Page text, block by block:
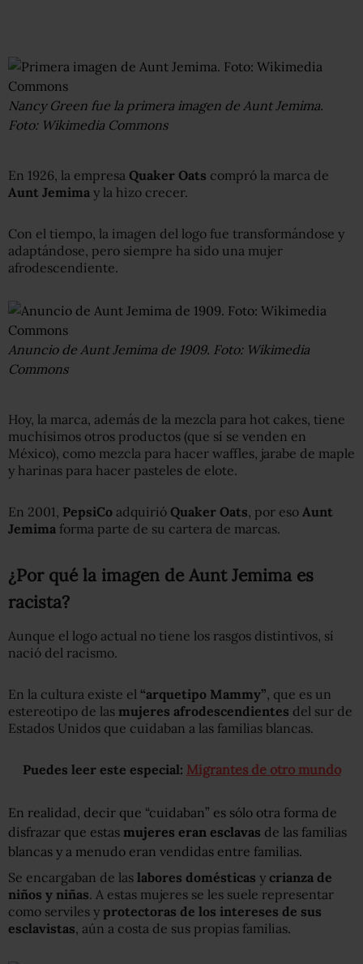
Nancy Green fue la primera imagen de Aunt Jemima.
Foto: Wikimedia Commons
En 1926, la empresa Quaker Oats compró la marca de
Aunt Jemima y la hizo crecer.
Con el tiempo, la imagen del logo fue transformándose y
adaptándose, pero siempre ha sido una mujer
afrodescendiente.
Anuncio de Aunt Jemima de 1909. Foto: Wikimedia
Commons
Hoy, la marca, además de la mezcla para hot cakes, tiene
muchísimos otros productos (que sí se venden en
México), como mezcla para hacer waffles, jarabe de maple
y harinas para hacer pasteles de elote.
En 2001, PepsiCo adquirió Quaker Oats , por eso Aunt
Jemima forma parte de su cartera de marcas.
¿Por qué la imagen de Aunt Jemima es
racista?
Aunque el logo actual no tiene los rasgos distintivos, sí
nació del racismo.
En la cultura existe el “arquetipo Mammy” , que es un
estereotipo de las mujeres afrodescendientes del sur de
Estados Unidos que cuidaban a las familias blancas.
Puedes leer este especial: Migrantes de otro mundo
En realidad, decir que “cuidaban” es sólo otra forma de
disfrazar que estas mujeres eran esclavas de las familias
blancas y a menudo eran vendidas entre familias.
Se encargaban de las labores domésticas y crianza de
niños y niñas. A estas mujeres se les suele representar
como serviles y protectoras de los intereses de sus
esclavistas , aún a costa de sus propias familias.